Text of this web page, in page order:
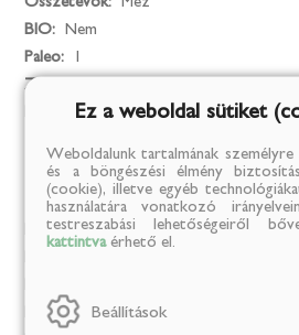
BIO:
Nem
Paleo:
Zsírszegény:
Egészséges életmód: 1
Mentes
Mesterséges színezék: Igen
MENTES / TARTÓSÍTÓSZER:
Ez a weboldal sütiket
Weboldalunk tartalmának
és a böngészési élmény
(cookie), illetve egyéb
használatára vonatkozó
testreszabási lehetőségeiről
kattintvaérhető el.
Beállítások